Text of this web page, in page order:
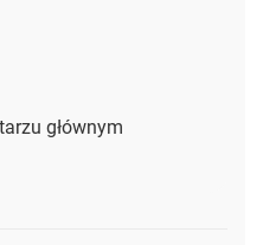
głównym